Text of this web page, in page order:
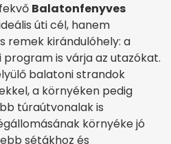
Balatonfenyves
úti cél, hanem
remek kirándulóhely: a
is várja az utazókat.
balatoni strandok
a környéken pedig
túraútvonalak is
környéke jó
sétákhoz és